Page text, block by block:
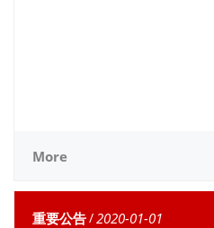
More
重要公告/2020-01-01